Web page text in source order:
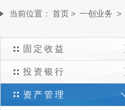
当前位置： 首页> 一创业务 >
固定收益
投资银行
资产管理